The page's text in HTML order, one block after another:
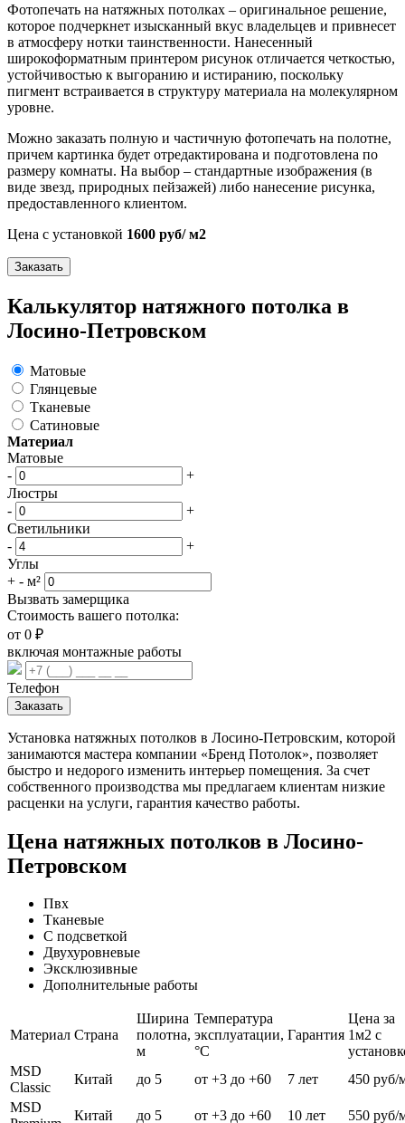
Фотопечать на натяжных потолках – оригинальное решение,
которое подчеркнет изысканный вкус владельцев и привнесет
в атмосферу нотки таинственности. Нанесенный
широкоформатным принтером рисунок отличается четкостью,
устойчивостью к выгоранию и истиранию, поскольку
пигмент встраивается в структуру материала на молекулярном
уровне.
Можно заказать полную и частичную фотопечать на полотне,
причем картинка будет отредактирована и подготовлена по
размеру комнаты. На выбор – стандартные изображения (в
виде звезд, природных пейзажей) либо нанесение рисунка,
предоставленного клиентом.
Цена с установкой 1600 руб/ м2
Заказать
Калькулятор натяжного потолка в
Лосино-Петровском
Матовые
Глянцевые
Тканевые
Сатиновые
Материал
Матовые
-
+
Люстры
-
+
Светильники
-
+
Углы
+ - м²
Вызвать замерщика
Стоимость вашего потолка:
от 0 ₽
включая монтажные работы
Телефон
Заказать
Установка натяжных потолков в Лосино-Петровским, которой
занимаются мастера компании «Бренд Потолок», позволяет
быстро и недорого изменить интерьер помещения. За счет
собственного производства мы предлагаем клиентам низкие
расценки на услуги, гарантия качество работы.
Цена натяжных потолков в Лосино-
Петровском
Пвх
Тканевые
С подсветкой
Двухуровневые
Эксклюзивные
Дополнительные работы
Материал Страна
Ширина
полотна,
м
Температура
эксплуатации,
°С
Гарантия
Цена за
1м2 с
MSD
Classic
Китай до 5 от +3 до +60 7 лет
450 руб/
MSD
Китай до 5 от +3 до +60 10 лет 550 руб/